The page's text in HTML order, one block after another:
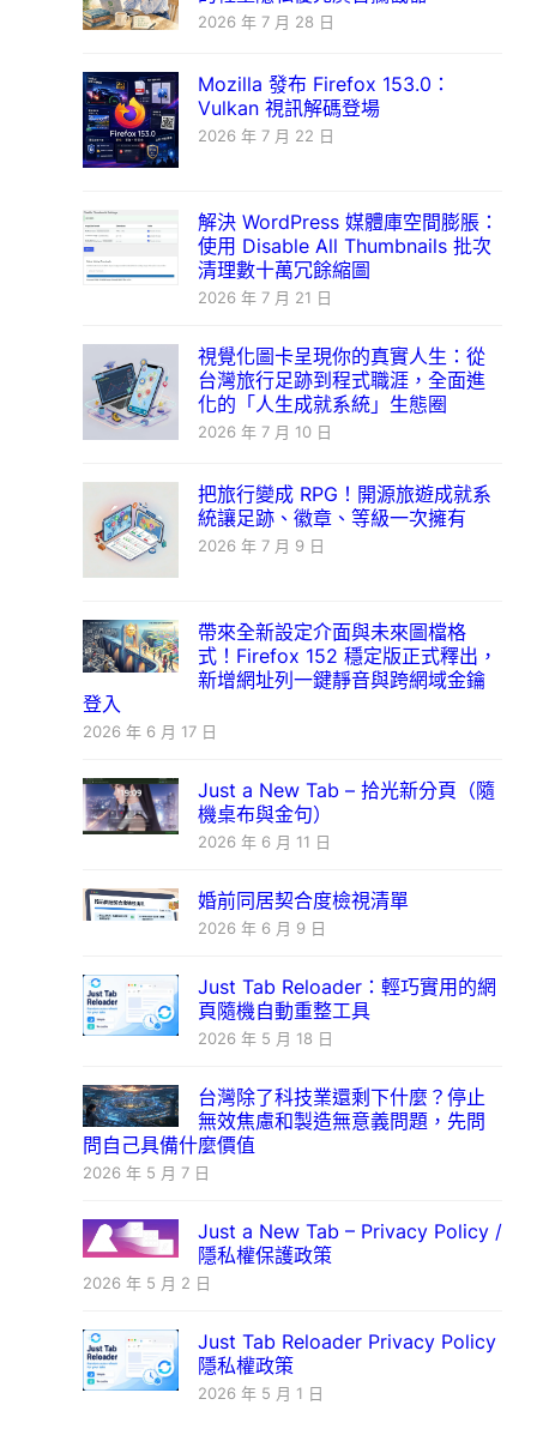
2026 年 7 月 28 日
Mozilla 發布 Firefox 153.0：
Vulkan 視訊解碼登場
2026 年 7 月 22 日
解決 WordPress 媒體庫空間膨脹：
使用 Disable All Thumbnails 批次
清理數十萬冗餘縮圖
2026 年 7 月 21 日
視覺化圖卡呈現你的真實人生：從
台灣旅行足跡到程式職涯，全面進
化的「人生成就系統」生態圈
2026 年 7 月 10 日
把旅行變成 RPG！開源旅遊成就系
統讓足跡、徽章、等級一次擁有
2026 年 7 月 9 日
帶來全新設定介面與未來圖檔格
式！Firefox 152 穩定版正式釋出，
新增網址列一鍵靜音與跨網域金鑰
登入
2026 年 6 月 17 日
Just a New Tab – 拾光新分頁（隨
機桌布與金句）
2026 年 6 月 11 日
婚前同居契合度檢視清單
2026 年 6 月 9 日
Just Tab Reloader：輕巧實用的網
頁隨機自動重整工具
2026 年 5 月 18 日
台灣除了科技業還剩下什麼？停止
無效焦慮和製造無意義問題，先問
問自己具備什麼價值
2026 年 5 月 7 日
Just a New Tab – Privacy Policy /
隱私權保護政策
2026 年 5 月 2 日
Just Tab Reloader Privacy Policy
隱私權政策
2026 年 5 月 1 日